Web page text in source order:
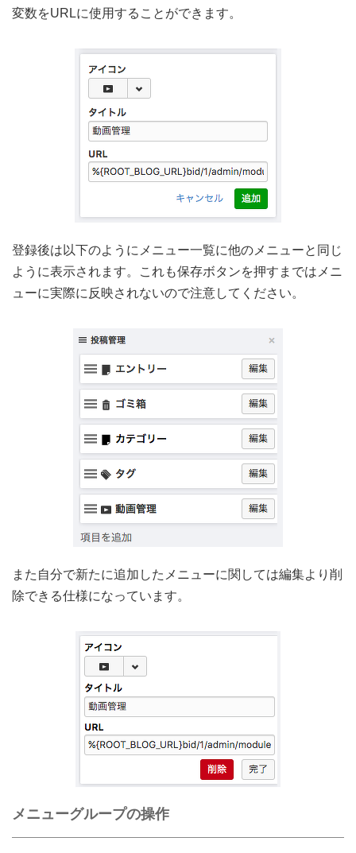
変数をURLに使用することができます。
登録後は以下のようにメニュー一覧に他のメニューと同じ
ように表示されます。これも保存ボタンを押すまではメニ
ューに実際に反映されないので注意してください。
また自分で新たに追加したメニューに関しては編集より削
除できる仕様になっています。
メニューグループの操作